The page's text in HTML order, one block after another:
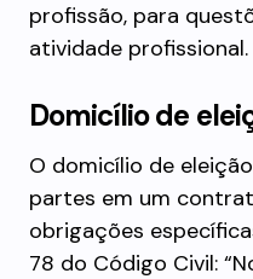
profissão, para
atividade profissional.
Domicílio de
O domicílio de
partes em um
obrigações
78 do Código Civil: